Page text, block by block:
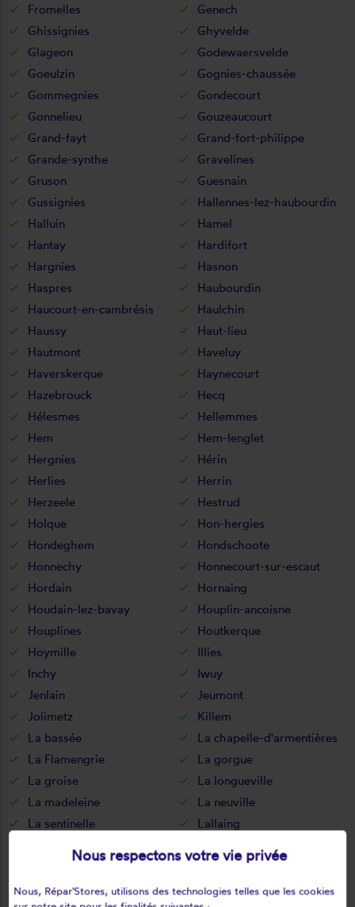
Fromelles
Genech
Ghissignies
Ghyvelde
Glageon
Godewaersvelde
Goeulzin
Gognies-chaussée
Gommegnies
Gondecourt
Gonnelieu
Gouzeaucourt
Grand-fayt
Grand-fort-philippe
Grande-synthe
Gravelines
Gruson
Guesnain
Gussignies
Hallennes-lez-haubourdin
Halluin
Hamel
Hantay
Hardifort
Hargnies
Hasnon
Haspres
Haubourdin
Haucourt-en-cambrésis
Haulchin
Haussy
Haut-lieu
Hautmont
Haveluy
Haverskerque
Haynecourt
Hazebrouck
Hecq
Hélesmes
Hellemmes
Hem
Hem-lenglet
Hergnies
Hérin
Herlies
Herrin
Herzeele
Hestrud
Holque
Hon-hergies
Hondeghem
Hondschoote
Honnechy
Honnecourt-sur-escaut
Hordain
Hornaing
Houdain-lez-bavay
Houplin-ancoisne
Houplines
Houtkerque
Hoymille
Illies
Inchy
Iwuy
Jenlain
Jeumont
Jolimetz
Killem
La bassée
La chapelle-d'armentières
La Flamengrie
La gorgue
La groise
La longueville
La madeleine
La neuville
La sentinelle
Lallaing
Landrecies
Lannoy
Larouillies
Nous respectons votre vie privée
Nous, Répar'Stores, utilisons des technologies telles que les cookies